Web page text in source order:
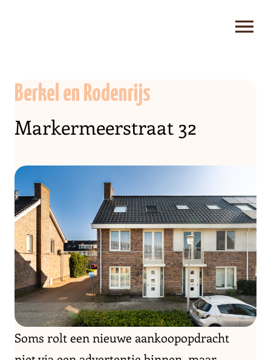
Berkel en Rodenrijs
Markermeerstraat 32
Soms rolt een nieuwe aankoopopdracht